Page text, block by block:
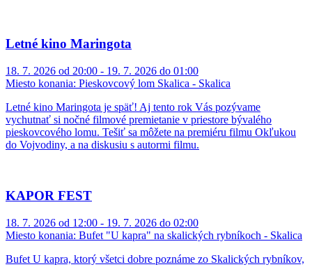
Letné kino Maringota
18. 7. 2026 od 20:00 - 19. 7. 2026 do 01:00
Miesto konania: Pieskovcový lom Skalica - Skalica
Letné kino Maringota je späť! Aj tento rok Vás pozývame
vychutnať si nočné filmové premietanie v priestore bývalého
pieskovcového lomu. Tešiť sa môžete na premiéru filmu Okľukou
do Vojvodiny, a na diskusiu s autormi filmu.
KAPOR FEST
18. 7. 2026 od 12:00 - 19. 7. 2026 do 02:00
Miesto konania: Bufet "U kapra" na skalických rybníkoch - Skalica
Bufet U kapra, ktorý všetci dobre poznáme zo Skalických rybníkov,